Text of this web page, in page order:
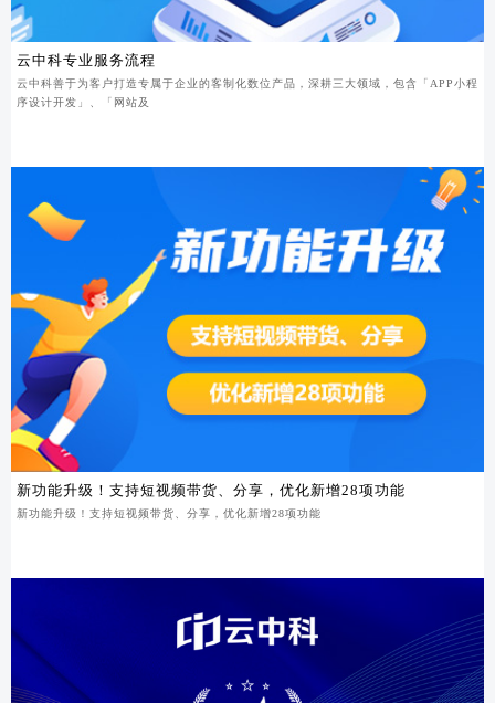
云中科专业服务流程
云中科善于为客户打造专属于企业的客制化数位产品，深耕三大领域，包含「APP小程
序设计开发」、「网站及
新功能升级！支持短视频带货、分享，优化新增28项功能
新功能升级！支持短视频带货、分享，优化新增28项功能